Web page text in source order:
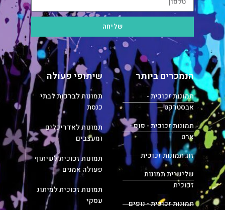
שליחה
הנמכרים ביותר
תמונות זכוכית -
אבסטרקט
תמונות זכוכית - פופ -
ארט
זוג תמונות זכוכית
שלישיית תמונות
זכוכית
תמונות זכוכית - נופים
שיתופי פעולה
תמונות לברכות לבתי
כנסת
תמונות לאדריכלים
ומעצבים
תמונות זכוכית לשיתוף
פעולה אמנים
תמונות זכוכית למיתוג
עסקי